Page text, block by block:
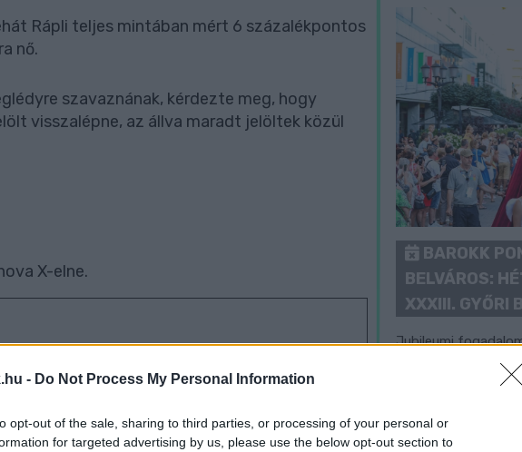
- Do Not Process My Personal Information
opt-out of the sale, sharing to third parties, or processing of your personal or
for targeted advertising by us, please use the below opt-out section to
Rápli teljes mintában mért 6 százalékpontos
nő.
szavaznának, kérdezte meg, hogy
visszalépne, az állva maradt jelöltek közül
X-elne.
Nemzeti Újságírók Demokratikus Egyesületét!
BAROKK
BELVÁROS:
XXXIII. GYŐRI
Jubileumi
felvonulás,
érdeklődőket